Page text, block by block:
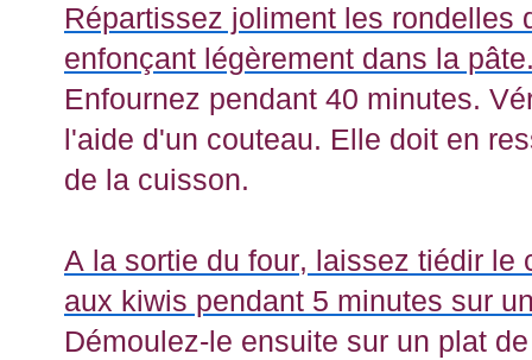
Répartissez joliment les rondelles
enfonçant légèrement dans la
Enfournez pendant 40 minutes.
l'aide d'un couteau. Elle doit en
de la cuisson.
A la sortie du four, laissez tiédir le
aux kiwis pendant 5 minutes sur
Démoulez-le ensuite sur un plat